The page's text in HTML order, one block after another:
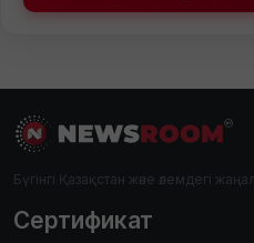
Бүгінгі Қазақстан және әлемдегі
Сертификат